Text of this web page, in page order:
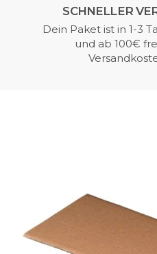
SCHNELLER
Dein Paket ist in 1-3
und ab 100€